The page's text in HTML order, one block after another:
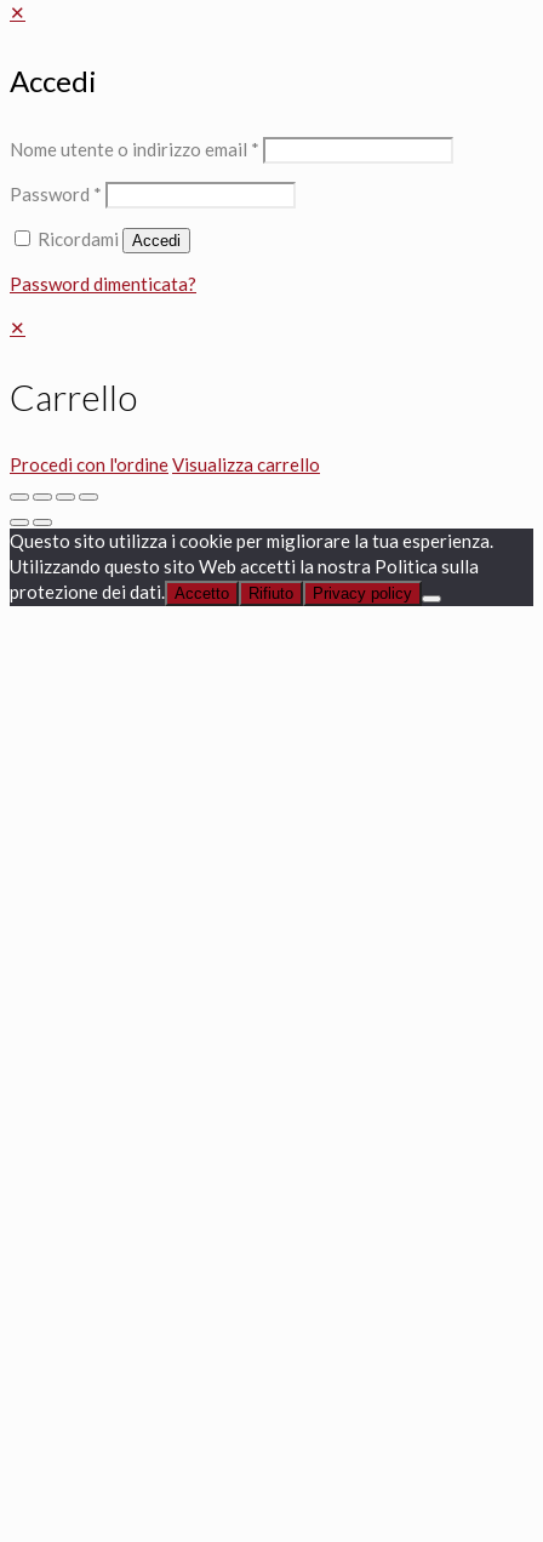
✕
Accedi
Nome utente o indirizzo email *
Password *
Ricordami Accedi
Password dimenticata?
✕
Carrello
Procedi con l'ordineVisualizza carrello
Questo sito utilizza i cookie per migliorare la tua esperienza.
Utilizzando questo sito Web accetti la nostra Politica sulla
protezione dei dati. Accetto Rifiuto Privacy policy